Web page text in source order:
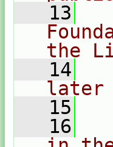
   13
the
   14
later
   15
   16